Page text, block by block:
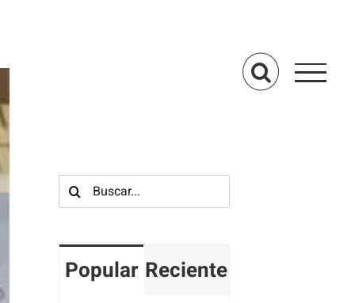
Buscar:
Popular Reciente